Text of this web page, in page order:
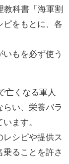
教科書「海軍割
ピをもとに、各
もを必ず使う
亡くなる軍人
い、栄養バラ
ます。
シピや提供ス
乗ることを許さ